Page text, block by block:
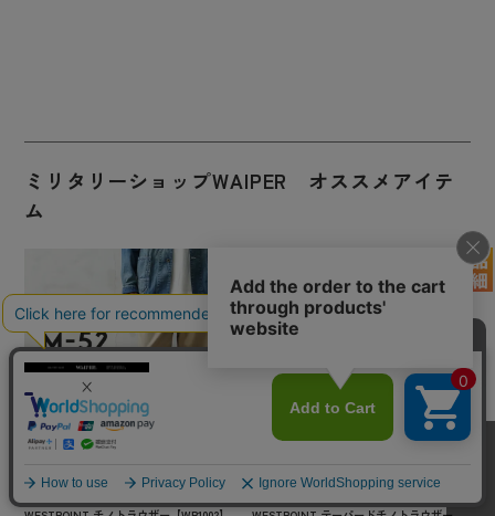
ミリタリーショップWAIPER オススメアイテ
ム
【即日出荷対応】WAIPER.inc フランス軍 1
950～60年代 M-52 ヴィンテージ ツータック
【即日出荷対応】WAIPER.inc フランス軍 1
950～60年代 M-52 ヴィンテージ ツータック